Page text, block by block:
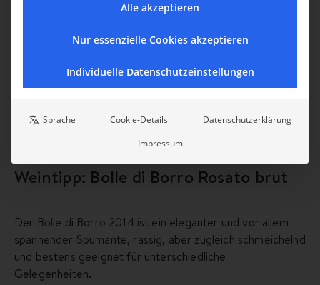
Weintipp: Bolle di Borro Rosato brut
Der Bolle di Borro 2014 ist ein eleganter und vor allem
spannender Spumante, rassig, aber zugleich schmeichelnd
und bestens geeignet für unterschiedliche
Gelegenheiten.
Alle akzeptieren
Nur essenzielle Cookies akzeptieren
Individuelle Datenschutzeinstellungen
Sprache Cookie-Details
Datenschutzerklärung
Impressum